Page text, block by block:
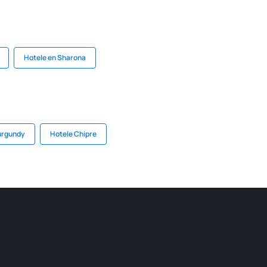
Hotele en Sharona
Hotele Chipre